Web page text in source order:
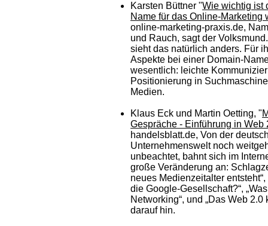
Karsten Büttner "Wie wichtig ist
Name für das Online-Marketing
online-marketing-praxis.de,
und Rauch, sagt der
sieht das natürlich anders. Für
Aspekte bei einer Domain-
wesentlich: leichte
Positionierung in
Medien.
Klaus Eck und Martin Oetting, "
Gespräche - Einführung in Web
handelsblatt.de, Von der
Unternehmenswelt noch
unbeachtet, bahnt sich im
große Veränderung an:
neues Medienzeitalter entsteht“,
die Google-Gesellschaft?“,
Networking“, und „Das Web 2.0
darauf hin.